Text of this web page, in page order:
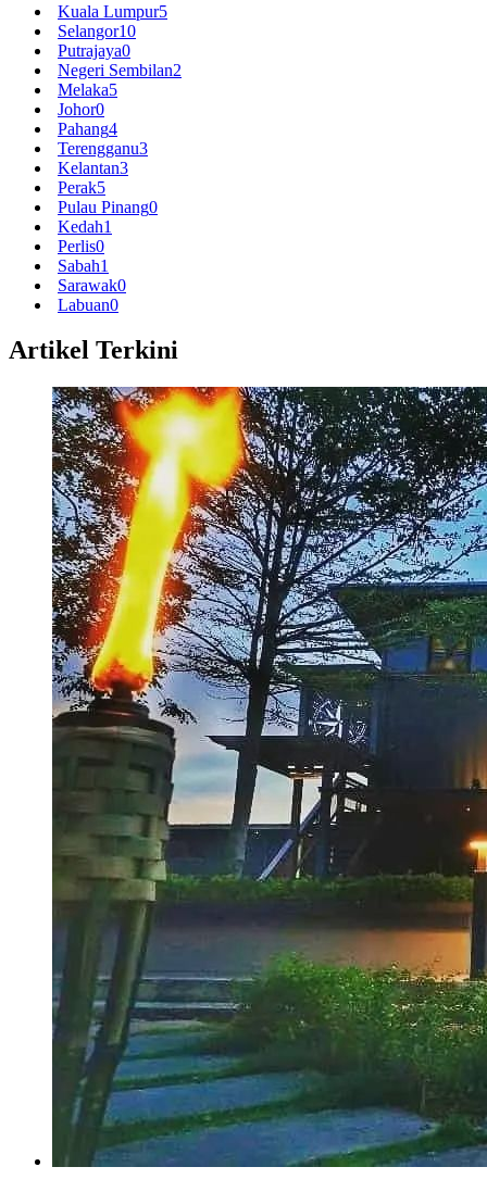
Kuala Lumpur5
Selangor10
Putrajaya0
Negeri Sembilan2
Melaka5
Johor0
Pahang4
Terengganu3
Kelantan3
Perak5
Pulau Pinang0
Kedah1
Perlis0
Sabah1
Sarawak0
Labuan0
Artikel Terkini